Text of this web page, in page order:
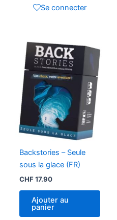
Se connecter
Backstories – Seule
sous la glace (FR)
CHF17.90
Ajouter au
panier